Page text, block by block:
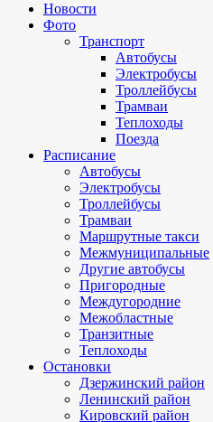
Новости
Фото
Транспорт
Автобусы
Электробусы
Троллейбусы
Трамваи
Теплоходы
Поезда
Расписание
Автобусы
Электробусы
Троллейбусы
Трамваи
Маршрутные такси
Межмуниципальные
Другие автобусы
Пригородные
Междугородние
Межобластные
Транзитные
Теплоходы
Остановки
Дзержинский район
Ленинский район
Кировский район